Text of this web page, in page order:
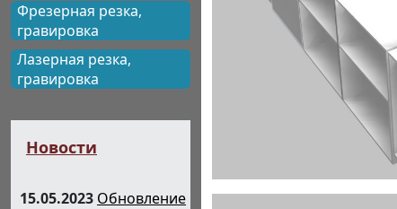
Фрезерная резка,
гравировка
Лазерная резка,
гравировка
Новости
15.05.2023 Обновление